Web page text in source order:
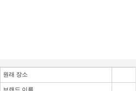
원래 장소
브랜드 이름